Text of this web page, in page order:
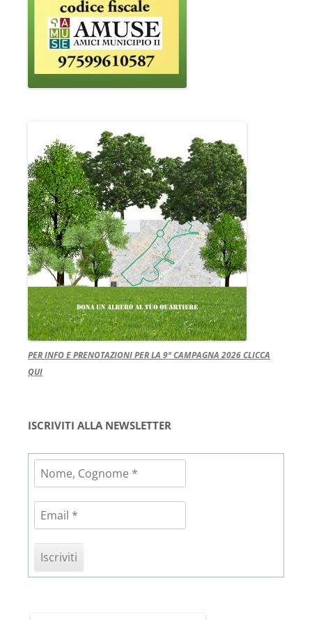
PER INFO E PRENOTAZIONI PER LA 9ª CAMPAGNA 2026 CLICCA
QUI
ISCRIVITI ALLA NEWSLETTER